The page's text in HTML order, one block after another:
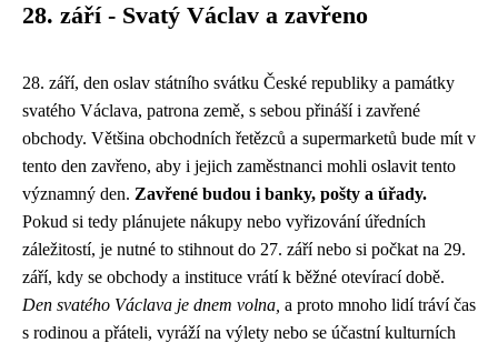
28. září - Svatý Václav a zavřeno
28. září, den oslav státního svátku České republiky a památky
svatého Václava, patrona země, s sebou přináší i zavřené
obchody. Většina obchodních řetězců a supermarketů bude mít v
tento den zavřeno, aby i jejich zaměstnanci mohli oslavit tento
významný den. Zavřené budou i banky, pošty a úřady.
Pokud si tedy plánujete nákupy nebo vyřizování úředních
záležitostí, je nutné to stihnout do 27. září nebo si počkat na 29.
září, kdy se obchody a instituce vrátí k běžné otevírací době.
Den svatého Václava je dnem volna, a proto mnoho lidí tráví čas
s rodinou a přáteli, vyráží na výlety nebo se účastní kulturních